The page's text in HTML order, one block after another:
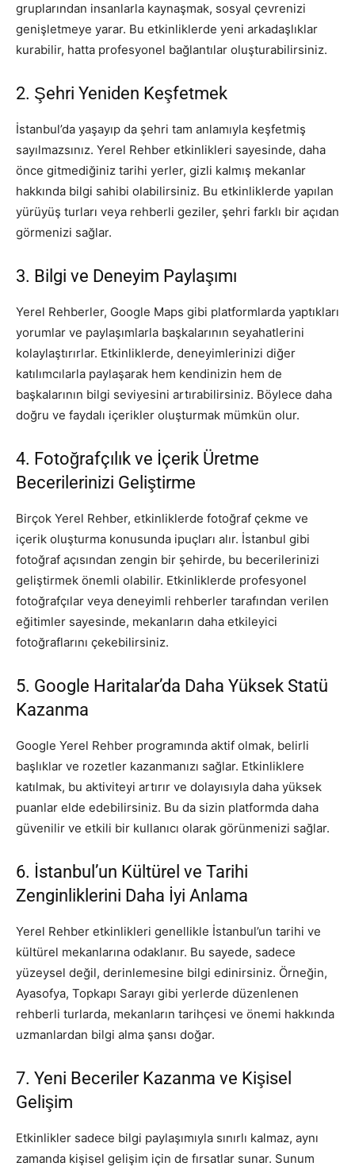
gruplarından insanlarla kaynaşmak, sosyal çevrenizi
genişletmeye yarar. Bu etkinliklerde yeni arkadaşlıklar
kurabilir, hatta profesyonel bağlantılar oluşturabilirsiniz.
2. Şehri Yeniden Keşfetmek
İstanbul’da yaşayıp da şehri tam anlamıyla keşfetmiş
sayılmazsınız. Yerel Rehber etkinlikleri sayesinde, daha
önce gitmediğiniz tarihi yerler, gizli kalmış mekanlar
hakkında bilgi sahibi olabilirsiniz. Bu etkinliklerde yapılan
yürüyüş turları veya rehberli geziler, şehri farklı bir açıdan
görmenizi sağlar.
3. Bilgi ve Deneyim Paylaşımı
Yerel Rehberler, Google Maps gibi platformlarda yaptıkları
yorumlar ve paylaşımlarla başkalarının seyahatlerini
kolaylaştırırlar. Etkinliklerde, deneyimlerinizi diğer
katılımcılarla paylaşarak hem kendinizin hem de
başkalarının bilgi seviyesini artırabilirsiniz. Böylece daha
doğru ve faydalı içerikler oluşturmak mümkün olur.
4. Fotoğrafçılık ve İçerik Üretme
Becerilerinizi Geliştirme
Birçok Yerel Rehber, etkinliklerde fotoğraf çekme ve
içerik oluşturma konusunda ipuçları alır. İstanbul gibi
fotoğraf açısından zengin bir şehirde, bu becerilerinizi
geliştirmek önemli olabilir. Etkinliklerde profesyonel
fotoğrafçılar veya deneyimli rehberler tarafından verilen
eğitimler sayesinde, mekanların daha etkileyici
fotoğraflarını çekebilirsiniz.
5. Google Haritalar’da Daha Yüksek Statü
Kazanma
Google Yerel Rehber programında aktif olmak, belirli
başlıklar ve rozetler kazanmanızı sağlar. Etkinliklere
katılmak, bu aktiviteyi artırır ve dolayısıyla daha yüksek
puanlar elde edebilirsiniz. Bu da sizin platformda daha
güvenilir ve etkili bir kullanıcı olarak görünmenizi sağlar.
6. İstanbul’un Kültürel ve Tarihi
Zenginliklerini Daha İyi Anlama
Yerel Rehber etkinlikleri genellikle İstanbul’un tarihi ve
kültürel mekanlarına odaklanır. Bu sayede, sadece
yüzeysel değil, derinlemesine bilgi edinirsiniz. Örneğin,
Ayasofya, Topkapı Sarayı gibi yerlerde düzenlenen
rehberli turlarda, mekanların tarihçesi ve önemi hakkında
uzmanlardan bilgi alma şansı doğar.
7. Yeni Beceriler Kazanma ve Kişisel
Gelişim
Etkinlikler sadece bilgi paylaşımıyla sınırlı kalmaz, aynı
zamanda kişisel gelişim için de fırsatlar sunar. Sunum